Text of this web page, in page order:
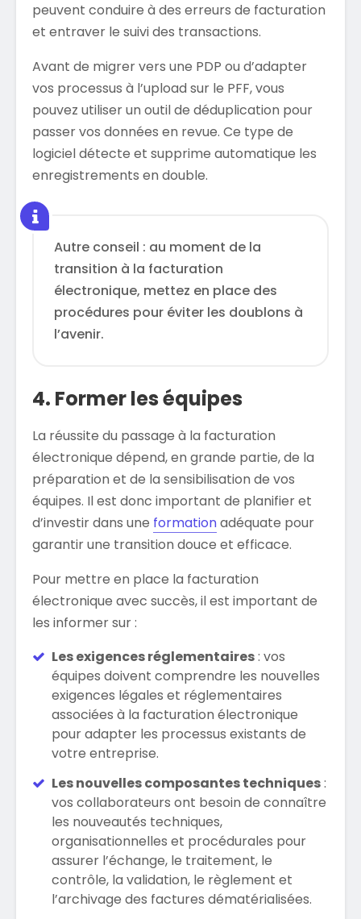
peuvent conduire à des erreurs de facturation
et entraver le suivi des transactions.
Avant de migrer vers une PDP ou d’adapter
vos processus à l’upload sur le PFF, vous
pouvez utiliser un outil de déduplication pour
passer vos données en revue. Ce type de
logiciel détecte et supprime automatique les
enregistrements en double.
Autre conseil : au moment de la
transition à la facturation
électronique, mettez en place des
procédures pour éviter les doublons à
l’avenir.
4. Former les équipes
La réussite du passage à la facturation
électronique dépend, en grande partie, de la
préparation et de la sensibilisation de vos
équipes. Il est donc important de planifier et
d’investir dans une formationadéquate pour
garantir une transition douce et efficace.
Pour mettre en place la facturation
électronique avec succès, il est important de
les informer sur :
Les exigences réglementaires: vos
équipes doivent comprendre les nouvelles
exigences légales et réglementaires
associées à la facturation électronique
pour adapter les processus existants de
votre entreprise.
Les nouvelles composantes techniques:
vos collaborateurs ont besoin de connaître
les nouveautés techniques,
organisationnelles et procédurales pour
assurer l’échange, le traitement, le
contrôle, la validation, le règlement et
l’archivage des factures dématérialisées.